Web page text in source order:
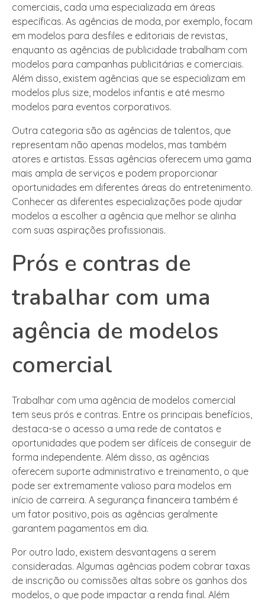
comerciais, cada uma especializada em áreas
específicas. As agências de moda, por exemplo, focam
em modelos para desfiles e editoriais de revistas,
enquanto as agências de publicidade trabalham com
modelos para campanhas publicitárias e comerciais.
Além disso, existem agências que se especializam em
modelos plus size, modelos infantis e até mesmo
modelos para eventos corporativos.
Outra categoria são as agências de talentos, que
representam não apenas modelos, mas também
atores e artistas. Essas agências oferecem uma gama
mais ampla de serviços e podem proporcionar
oportunidades em diferentes áreas do entretenimento.
Conhecer as diferentes especializações pode ajudar
modelos a escolher a agência que melhor se alinha
com suas aspirações profissionais.
Prós e contras de
trabalhar com uma
agência de modelos
comercial
Trabalhar com uma agência de modelos comercial
tem seus prós e contras. Entre os principais benefícios,
destaca-se o acesso a uma rede de contatos e
oportunidades que podem ser difíceis de conseguir de
forma independente. Além disso, as agências
oferecem suporte administrativo e treinamento, o que
pode ser extremamente valioso para modelos em
início de carreira. A segurança financeira também é
um fator positivo, pois as agências geralmente
garantem pagamentos em dia.
Por outro lado, existem desvantagens a serem
consideradas. Algumas agências podem cobrar taxas
de inscrição ou comissões altas sobre os ganhos dos
modelos, o que pode impactar a renda final. Além